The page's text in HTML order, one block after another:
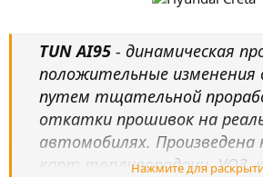
а
н
и
я
TUN AI95 - динамическая
положительные
путем тщательной
откатки прошивок на
автомобилях. Произведена
карт топливоподачи, УОЗ,
Нажмите для